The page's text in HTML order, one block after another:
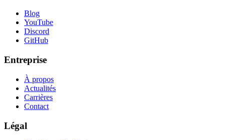
Blog
YouTube
Discord
GitHub
Entreprise
À propos
Actualités
Carrières
Contact
Légal